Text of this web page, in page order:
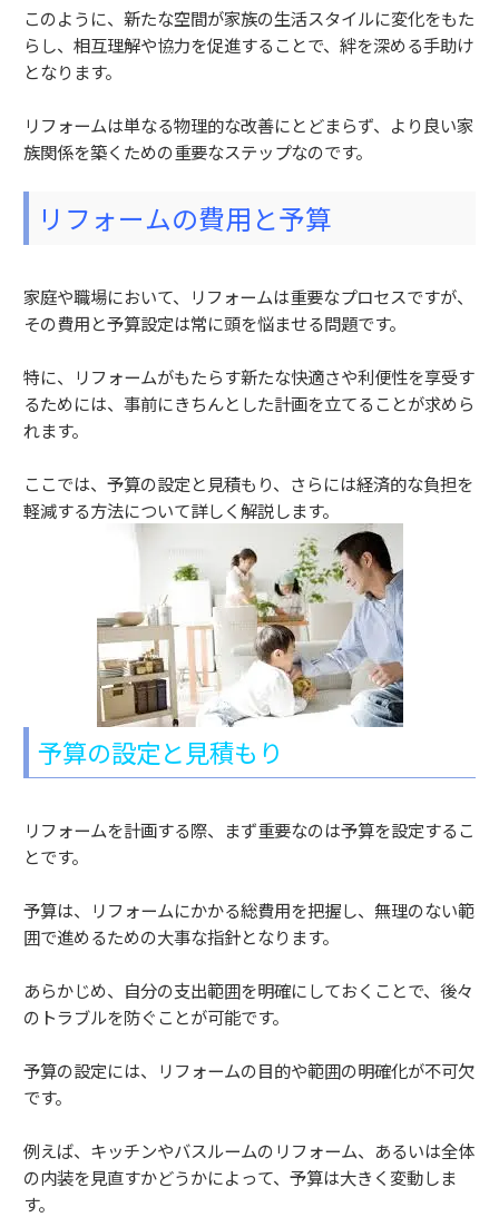
このように、新たな空間が家族の生活スタイルに変化をもた
らし、相互理解や協力を促進することで、絆を深める手助け
となります。
リフォームは単なる物理的な改善にとどまらず、より良い家
族関係を築くための重要なステップなのです。
リフォームの費用と予算
家庭や職場において、リフォームは重要なプロセスですが、
その費用と予算設定は常に頭を悩ませる問題です。
特に、リフォームがもたらす新たな快適さや利便性を享受す
るためには、事前にきちんとした計画を立てることが求めら
れます。
ここでは、予算の設定と見積もり、さらには経済的な負担を
軽減する方法について詳しく解説します。
予算の設定と見積もり
リフォームを計画する際、まず重要なのは予算を設定するこ
とです。
予算は、リフォームにかかる総費用を把握し、無理のない範
囲で進めるための大事な指針となります。
あらかじめ、自分の支出範囲を明確にしておくことで、後々
のトラブルを防ぐことが可能です。
予算の設定には、リフォームの目的や範囲の明確化が不可欠
です。
例えば、キッチンやバスルームのリフォーム、あるいは全体
の内装を見直すかどうかによって、予算は大きく変動しま
す。